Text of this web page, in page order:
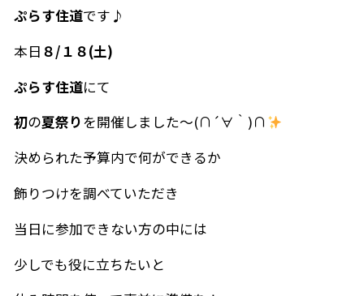
ぷらす住道です♪
本日 ８/１８(土)
ぷらす住道にて
初の夏祭りを開催しました～(∩´∀｀)∩
決められた予算内で何ができるか
飾りつけを調べていただき
当日に参加できない方の中には
少しでも役に立ちたいと